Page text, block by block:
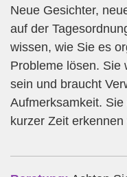
Neue Gesichter,
auf der
wissen, wie Sie es
Probleme lösen. Sie
sein und braucht
Aufmerksamkeit.
kurzer Zeit